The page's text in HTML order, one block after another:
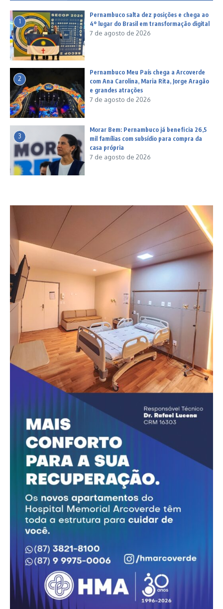
1
Pernambuco salta dez posições e chega ao
4º lugar do Brasil em transformação digital
7 de agosto de 2026
2
Pernambuco Meu País chega a Arcoverde
com Ana Carolina, Maria Rita, Jorge Aragão
e grandes atrações
7 de agosto de 2026
3
Morar Bem: Pernambuco já beneficia 26,5
mil famílias com subsídio para compra da
casa própria
7 de agosto de 2026